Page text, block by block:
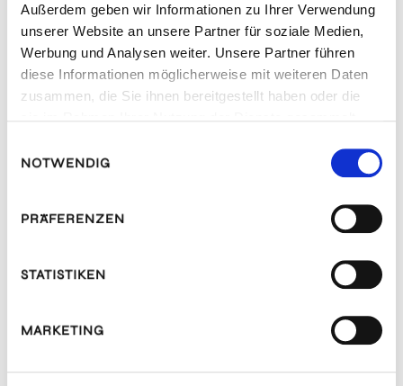
Außerdem geben wir Informationen zu Ihrer Verwendung
unserer Website an unsere Partner für soziale Medien,
Werbung und Analysen weiter. Unsere Partner führen
diese Informationen möglicherweise mit weiteren Daten
zusammen, die Sie ihnen bereitgestellt haben oder die
NOTWENDIG
PRÄFERENZEN
STATISTIKEN
MARKETING